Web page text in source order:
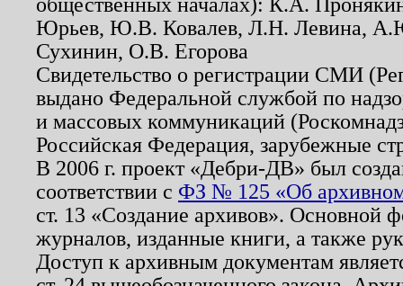
Юрьев, Ю.В. Ковалев, Л.Н. Левина,
Сухинин, О.В. Егорова
Свидетельство о регистрации СМИ
выдано Федеральной службой по
и массовых коммуникаций
Российская Федерация, зарубежные
В 2006 г. проект «Дебри-ДВ» был
соответствии с ФЗ № 125 «Об
ст. 13 «Создание архивов». Основной
журналов, изданные книги, а также
Доступ к архивным документам